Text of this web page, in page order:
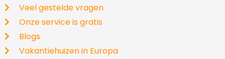
Veel gestelde vragen
Onze service is gratis
Blogs
Vakantiehuizen in Europa